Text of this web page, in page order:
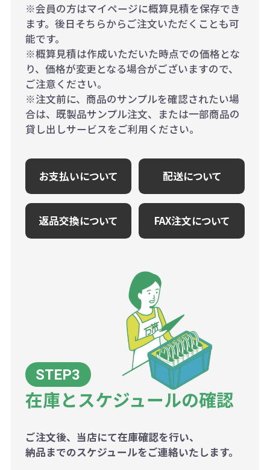
※会員の方はマイページに概算見積を保存でき
ます。後日そちらからご注文いただくことも可
能です。
※概算見積は作成いただいた時点での価格とな
り、価格が変更となる場合がございますので、
ご注意ください。
※注文前に、商品のサンプルを確認されたい場
合は、既製品サンプル注文、または一部商品の
貸し出しサービスをご利用ください。
お支払いについて 配送について
返品交換について FAX注文について
在庫とスケジュールの確認
ご注文後、当店にて在庫確認を行い、
納品までのスケジュールをご連絡いたします。